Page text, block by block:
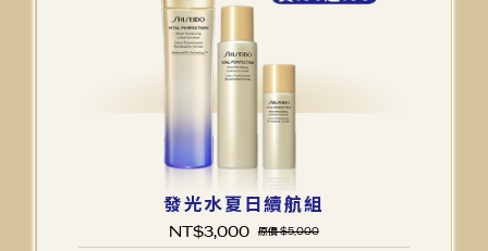
發光水夏日續航組
NT$3,000 原價 $5,000